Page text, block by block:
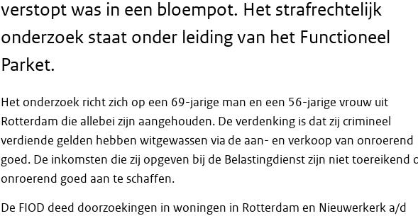
verstopt was in een bloempot. Het strafrechtelijk
onderzoek staat onder leiding van het Functioneel
Parket.
Het onderzoek richt zich op een 69-jarige man en een 56-jarige vrouw uit
Rotterdam die allebei zijn aangehouden. De verdenking is dat zij crimineel
verdiende gelden hebben witgewassen via de aan- en verkoop van onroerend
goed. De inkomsten die zij opgeven bij de Belastingdienst zijn niet toereikend
onroerend goed aan te schaffen.
De FIOD deed doorzoekingen in woningen in Rotterdam en Nieuwerkerk a/d